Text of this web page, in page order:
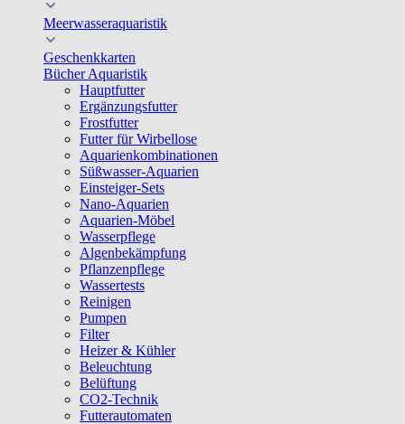
Meerwasseraquaristik
Geschenkkarten
Bücher Aquaristik
Hauptfutter
Ergänzungsfutter
Frostfutter
Futter für Wirbellose
Aquarienkombinationen
Süßwasser-Aquarien
Einsteiger-Sets
Nano-Aquarien
Aquarien-Möbel
Wasserpflege
Algenbekämpfung
Pflanzenpflege
Wassertests
Reinigen
Pumpen
Filter
Heizer & Kühler
Beleuchtung
Belüftung
CO2-Technik
Futterautomaten